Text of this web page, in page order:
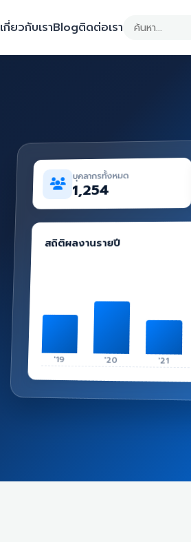
เกี่ยวกับเราBlogติดต่อเรา
บุคลากรทั้งหมด
1,254
สถิติผลงานรายปี
'19 '20 '21